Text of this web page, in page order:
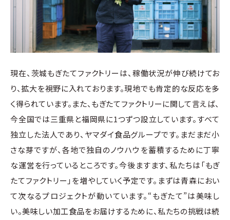
現在、茨城もぎたてファクトリーは、稼働状況が伸び続けてお
り、拡大を視野に入れております。現地でも肯定的な反応を多
く得られています。また、もぎたてファクトリーに関して言えば、
今全国では三重県と福岡県に1つずつ設立しています。すべて
独立した法人であり、ヤマダイ食品グループです。まだまだ小
さな芽ですが、各地で独自のノウハウを蓄積するために丁寧
な運営を行っているところです。今後ますます、私たちは「もぎ
たてファクトリー」を増やしていく予定です。まずは青森におい
て次なるプロジェクトが動いています。“もぎたて”は美味し
い。美味しい加工食品をお届けするために、私たちの挑戦は続